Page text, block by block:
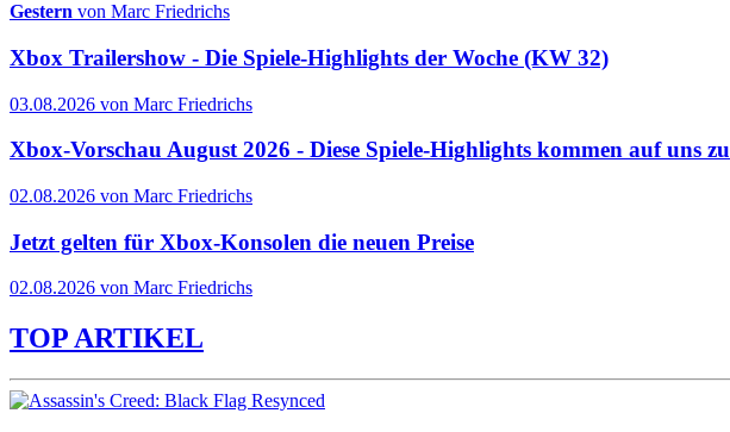
Gestern von Marc Friedrichs
Xbox Trailershow - Die Spiele-Highlights der Woche (KW 32)
03.08.2026 von Marc Friedrichs
Xbox-Vorschau August 2026 - Diese Spiele-Highlights kommen auf uns zu
02.08.2026 von Marc Friedrichs
Jetzt gelten für Xbox-Konsolen die neuen Preise
02.08.2026 von Marc Friedrichs
TOP ARTIKEL